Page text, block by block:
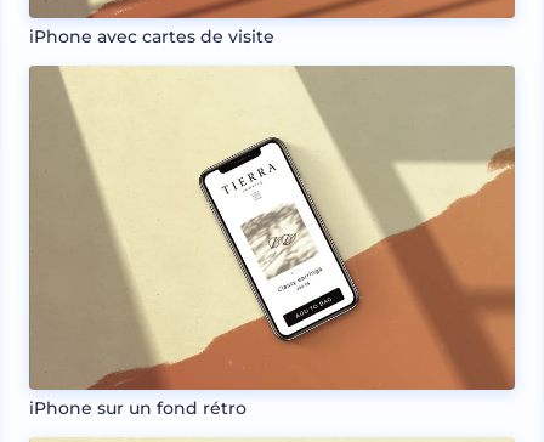
iPhone avec cartes de visite
iPhone sur un fond rétro